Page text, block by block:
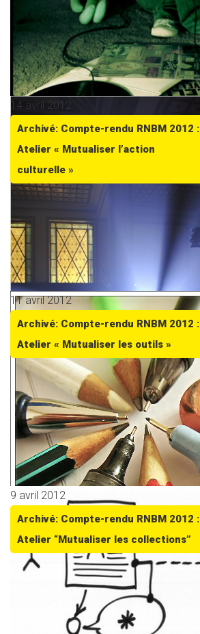
14 avril 2012
Archivé: Compte-rendu RNBM 2012 :
Atelier « Mutualiser l’action
culturelle »
11 avril 2012
Archivé: Compte-rendu RNBM 2012 :
Atelier « Mutualiser les outils »
9 avril 2012
Archivé: Compte-rendu RNBM 2012 :
Atelier “Mutualiser les collections”